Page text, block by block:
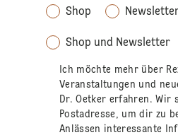
Shop
Shop und Newsletter
Ich möchte mehr über
Veranstaltungen und
Dr. Oetker erfahren. Wir
Postadresse, um dir zu
Anlässen interessante